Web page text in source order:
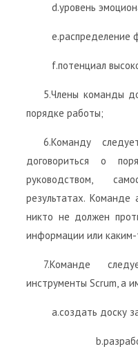
d.уровень
e.распределение
f.потенциал
5.Члены команды
порядке работы;
6.Команду
договориться о
руководством,
результатах.
никто не должен
информации или
7.Команде
инструменты Scrum, а
a.создать доску